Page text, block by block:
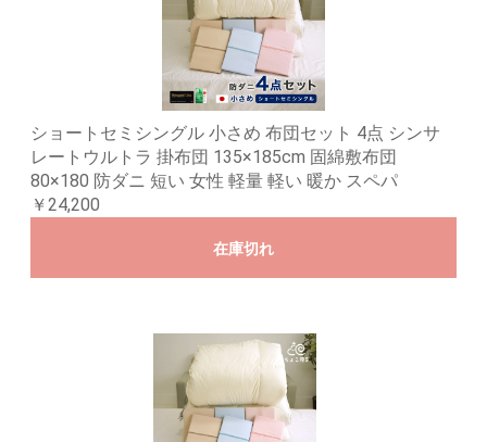
ショートセミシングル 小さめ 布団セット 4点 シンサ
レートウルトラ 掛布団 135×185cm 固綿敷布団
80×180 防ダニ 短い 女性 軽量 軽い 暖か スペパ
￥24,200
在庫切れ